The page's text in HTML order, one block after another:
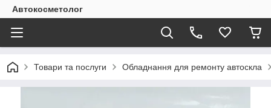
Автокосметолог
Товари та послуги Обладнання для ремонту автоскла